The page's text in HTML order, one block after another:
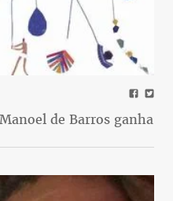
de Barros ganha